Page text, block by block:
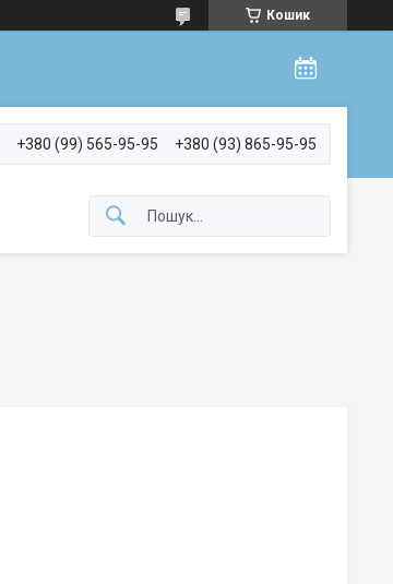
Кошик
+380 (99) 565-95-95 +380 (93) 865-95-95